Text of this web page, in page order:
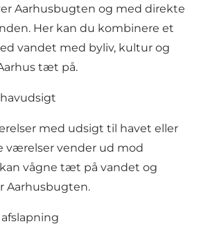
Aarhusbugten og med direkte
Her kan du kombinere et
vandet med byliv, kultur og
tæt på.
med udsigt til havet eller
værelser vender ud mod
vågne tæt på vandet og
Aarhusbugten.